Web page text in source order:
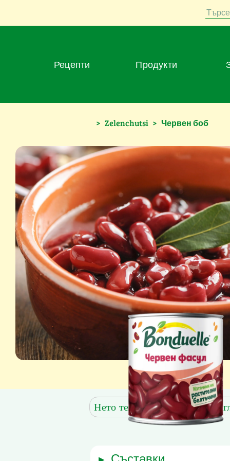
Рецепти Продукти
> Zelenchutsi > Червен боб
Нето тегло: 400 g Сухо
▶